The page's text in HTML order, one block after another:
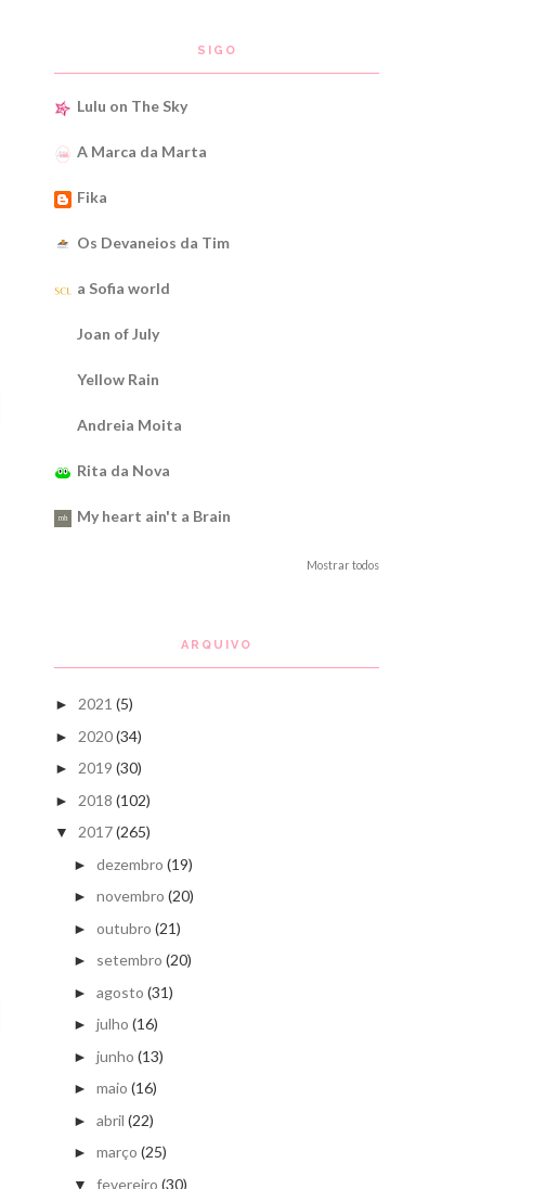
SIGO
Lulu on The Sky
A Marca da Marta
Fika
Os Devaneios da Tim
a Sofia world
Joan of July
Yellow Rain
Andreia Moita
Rita da Nova
My heart ain't a Brain
Mostrar todos
ARQUIVO
► 2021 (5)
► 2020(34)
► 2019 (30)
► 2018 (102)
▼ 2017(265)
► dezembro (19)
► novembro (20)
► outubro (21)
► setembro (20)
► agosto (31)
► julho (16)
► junho (13)
► maio (16)
► abril (22)
► março (25)
▼ fevereiro (30)